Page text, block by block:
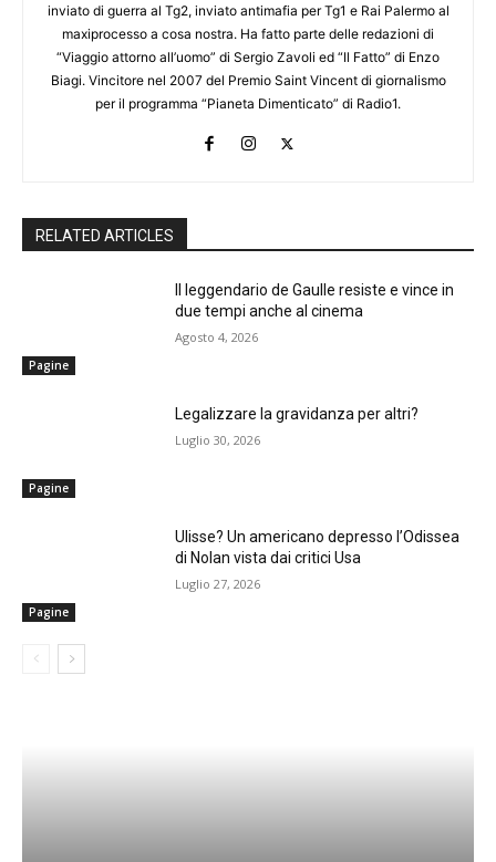
inviato di guerra al Tg2, inviato antimafia per Tg1 e Rai Palermo al
maxiprocesso a cosa nostra. Ha fatto parte delle redazioni di
“Viaggio attorno all’uomo” di Sergio Zavoli ed “Il Fatto” di Enzo
Biagi. Vincitore nel 2007 del Premio Saint Vincent di giornalismo
per il programma “Pianeta Dimenticato” di Radio1.
RELATED ARTICLES
Pagine
Il leggendario de Gaulle resiste e vince in
due tempi anche al cinema
Agosto 4, 2026
Pagine
Legalizzare la gravidanza per altri?
Luglio 30, 2026
Pagine
Ulisse? Un americano depresso l’Odissea
di Nolan vista dai critici Usa
Luglio 27, 2026